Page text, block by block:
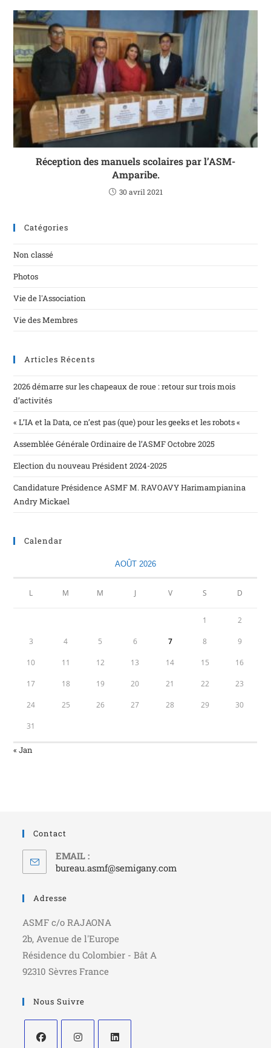
Réception des manuels scolaires par l’ASM-
Amparibe.
30 avril 2021
Catégories
Non classé
Photos
Vie de l'Association
Vie des Membres
Articles Récents
2026 démarre sur les chapeaux de roue : retour sur trois mois
d’activités
« L’IA et la Data, ce n’est pas (que) pour les geeks et les robots «
Assemblée Générale Ordinaire de l’ASMF Octobre 2025
Election du nouveau Président 2024-2025
Candidature Présidence ASMF M. RAVOAVY Harimampianina
Andry Mickael
Calendar
AOÛT 2026
L M M J V S D
1 2
3 4 5 6 7 8 9
10 11 12 13 14 15 16
17 18 19 20 21 22 23
24 25 26 27 28 29 30
31
« Jan
Contact
EMAIL :
bureau.asmf@semigany.com
Adresse
ASMF c/o RAJAONA
2b, Avenue de l'Europe
Résidence du Colombier - Bât A
92310 Sèvres France
Nous Suivre